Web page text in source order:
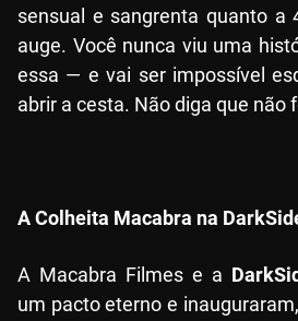
sensual e sangrenta quanto a
auge. Você nunca viu uma
essa — e vai ser impossível
abrir a cesta. Não diga que não
A Colheita Macabra na
A Macabra Filmes e a
um pacto eterno e